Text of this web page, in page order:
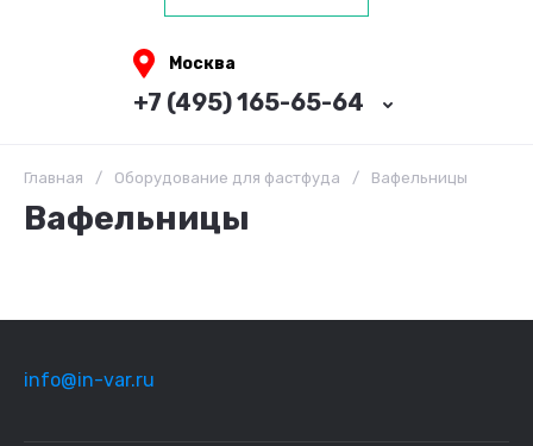
Москва
+7 (495) 165-65-64
Главная / Оборудование для фастфуда / Вафельницы
Вафельницы
info@in-var.ru